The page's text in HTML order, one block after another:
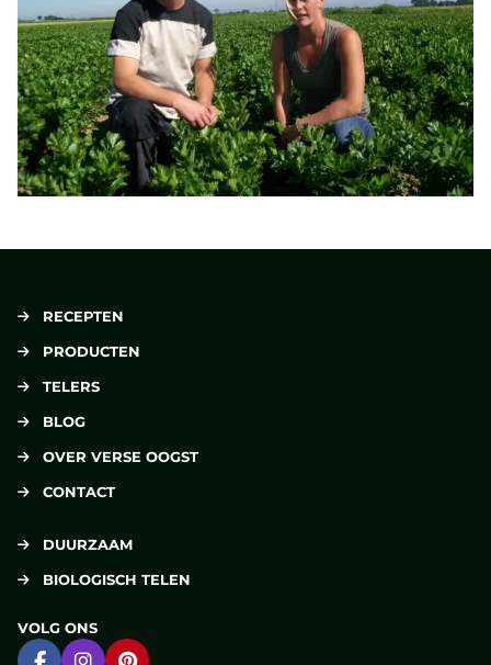
RECEPTEN
PRODUCTEN
TELERS
BLOG
OVER VERSE OOGST
CONTACT
DUURZAAM
BIOLOGISCH TELEN
VOLG ONS